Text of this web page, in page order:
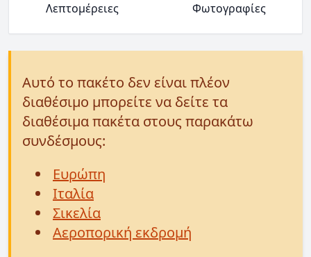
Λεπτομέρειες Φωτογραφίες
Αυτό το πακέτο δεν είναι πλέον
διαθέσιμο μπορείτε να δείτε τα
διαθέσιμα πακέτα στους παρακάτω
συνδέσμους:
Ευρώπη
Ιταλία
Σικελία
Αεροπορική εκδρομή